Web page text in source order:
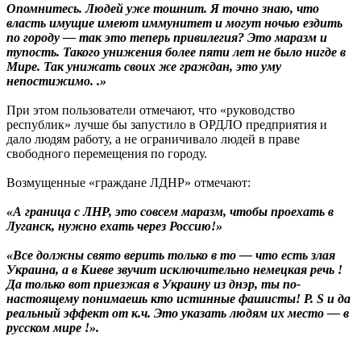
Опомнитесь. Людей уже тошнит. Я точно знаю, что
власть имущие имеют иммунитет и могут ночью ездить
по городу — так это теперь привилегия? Это маразм и
тупость. Такого унижения более пяти лет не было нигде в
Мире. Так унижать своих же граждан, это уму
непостижимо. .»
При этом пользователи отмечают, что «руководство
республик» лучше бы запустило в ОРДЛО предприятия и
дало людям работу, а не ограничивало людей в праве
свободного перемещения по городу.
Возмущенные «граждане ЛДНР» отмечают:
«А граница с ЛНР, это совсем маразм, чтобы проехать в
Луганск, нужно ехать через Россию!»
«Все должны свято верить только в то — что есть злая
Украина, а в Киеве звучит исключительно немецкая речь !
Да только вот приезжая в Украину из днэр, ты по-
настоящему понимаешь кто истинные фашисты! P. S и да
реальный эффект от к.ч. Это указать людям их место — в
русском мире !».